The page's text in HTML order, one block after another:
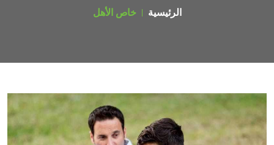
الرئيسية خاص الأهل